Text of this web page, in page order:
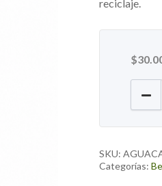
reciclaje.
$
SKU:
Categorías: